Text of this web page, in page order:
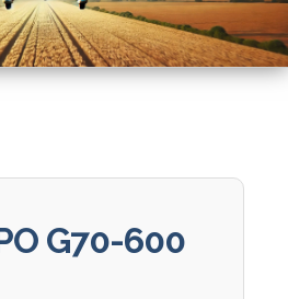
G70-600